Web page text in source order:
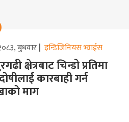
बुधवार इन्डिजिनियस भ्वाईस
क्षेत्रबाट चिन्डो प्रतिमा
कारबाही गर्न
माग